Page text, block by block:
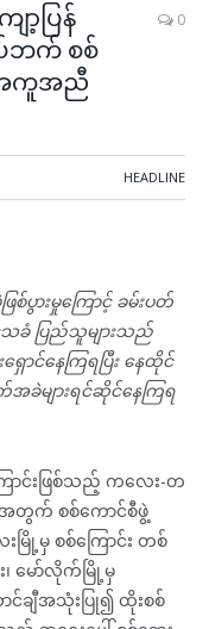
ာ့ပြန်
ဘက် စစ်
အကူအညီ
0
HEADLINE
ပွားမှုကြောင့် ခမ်းပတ်
သခံ ပြည်သူများသည်
ာင်နေကြရပြီး နေထိုင်
ခဲများရင်ဆိုင်နေကြရ
ာင်းဖြစ်သည့် ကလေး-တ
အတွက် စစ်ကောင်စီဖွဲ့
ြို့မှ စစ်ကြောင်း တစ်
၊ မော်လိုက်မြို့မှ
င်ချီအသုံးပြု၍ ထိုးစစ်